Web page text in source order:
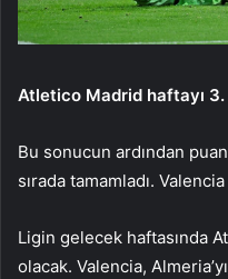
Atletico Madrid haftayı 3.
Bu sonucun ardından
sırada tamamladı.
Ligin gelecek haftasında
olacak. Valencia,